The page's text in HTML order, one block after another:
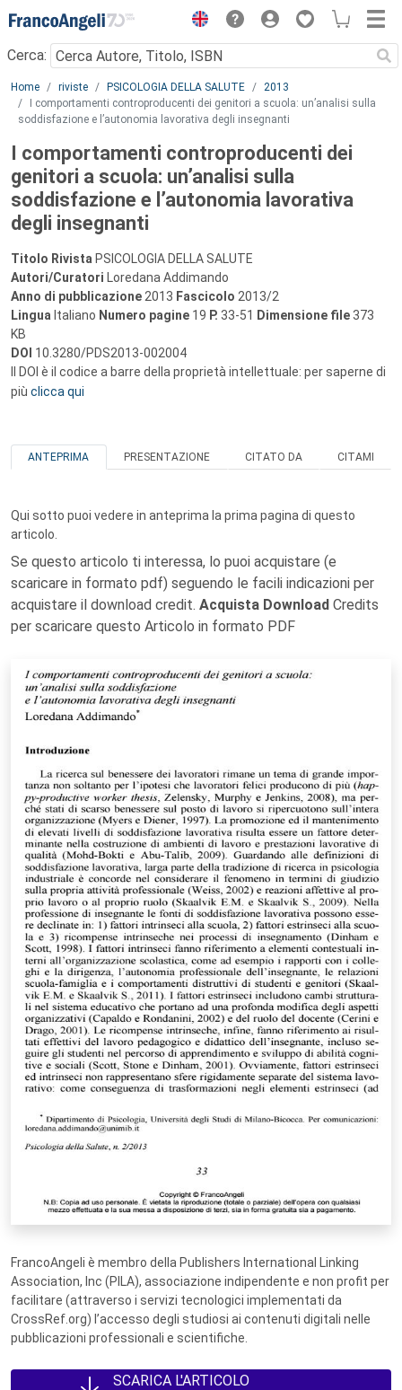
Menu
Cerca:
Main content
Home riviste PSICOLOGIA DELLA SALUTE
2013
I comportamenti controproducenti dei genitori a scuola: un’analisi sulla
soddisfazione e l’autonomia lavorativa degli insegnanti
I comportamenti controproducenti dei
genitori a scuola: un’analisi sulla
soddisfazione e l’autonomia lavorativa
degli insegnanti
Titolo Rivista PSICOLOGIA DELLA SALUTE
Autori/Curatori Loredana Addimando
Anno di pubblicazione 2013 Fascicolo 2013/2
Lingua Italiano Numero pagine 19 P. 33-51 Dimensione file 373
KB
DOI 10.3280/PDS2013-002004
Il DOI è il codice a barre della proprietà intellettuale: per saperne di
più clicca qui
ANTEPRIMA PRESENTAZIONE CITATO DA CITAMI
Qui sotto puoi vedere in anteprima la prima pagina di questo
articolo.
Se questo articolo ti interessa, lo puoi acquistare (e
scaricare in formato pdf) seguendo le facili indicazioni per
acquistare il download credit. Acquista Download Credits
per scaricare questo Articolo in formato PDF
FrancoAngeli è membro della Publishers International Linking
Association, Inc (PILA), associazione indipendente e non profit per
facilitare (attraverso i servizi tecnologici implementati da
CrossRef.org) l’accesso degli studiosi ai contenuti digitali nelle
pubblicazioni professionali e scientifiche.
SCARICA L'ARTICOLO